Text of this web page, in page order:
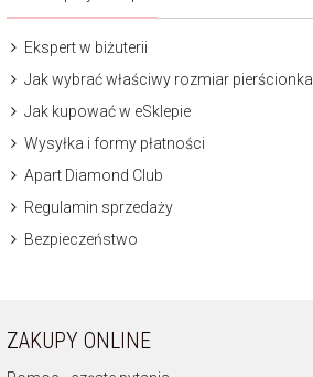
Ekspert w biżuterii
Jak wybrać właściwy rozmiar pierścionka
Jak kupować w eSklepie
Wysyłka i formy płatności
Apart Diamond Club
Regulamin sprzedaży
Bezpieczeństwo
ZAKUPY ONLINE